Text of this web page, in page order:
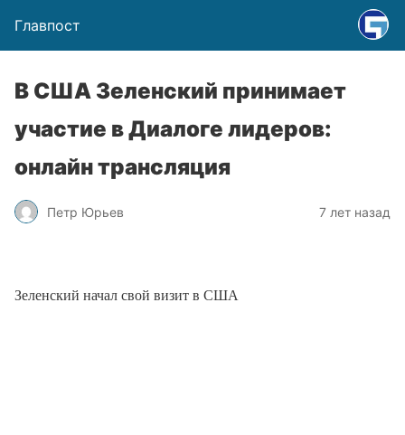
Главпост
В США Зеленский принимает
участие в Диалоге лидеров:
онлайн трансляция
Петр Юрьев 7 лет назад
Зеленский начал свой визит в США